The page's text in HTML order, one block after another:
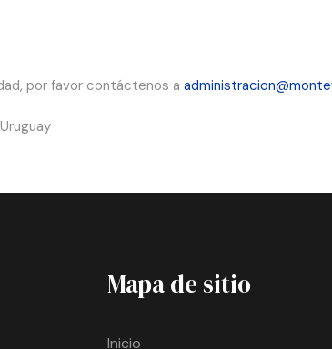
por favor contáctenos a
Mapa de sitio
Inicio